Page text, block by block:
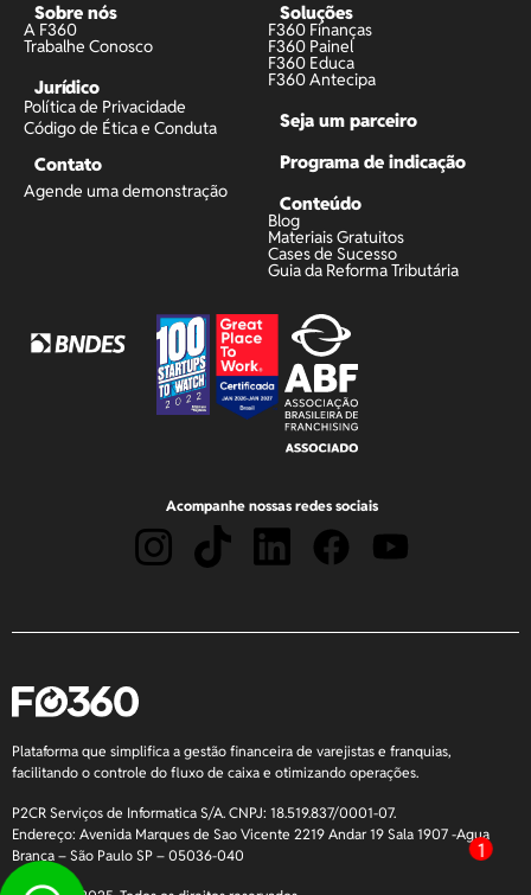
Sobre nós
A F360
Trabalhe Conosco
Jurídico
Política de Privacidade
Código de Ética e Conduta
Contato
Agende uma demonstração
Soluções
F360 Finanças
F360 Painel
F360 Educa
F360 Antecipa
Seja um parceiro
Programa de indicação
Conteúdo
Blog
Materiais Gratuitos
Cases de Sucesso
Guia da Reforma Tributária
Acompanhe nossas redes sociais
Plataforma que simplifica a gestão financeira de varejistas e franquias,
facilitando o controle do fluxo de caixa e otimizando operações.
P2CR Serviços de Informatica S/A. CNPJ: 18.519.837/0001-07.
Endereço: Avenida Marques de Sao Vicente 2219 Andar 19 Sala 1907 -Agua
Branca – São Paulo SP – 05036-040
1